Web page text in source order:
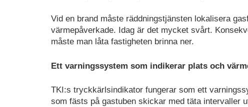
Vid en brand måste räddningstjänsten lokalisera
värmepåverkade. Idag är det mycket svårt.
måste man låta fastigheten brinna ner.
Ett varningssystem som indikerar plats och
TKI:s tryckkärlsindikator fungerar som ett
som fästs på gastuben skickar med täta intervaller